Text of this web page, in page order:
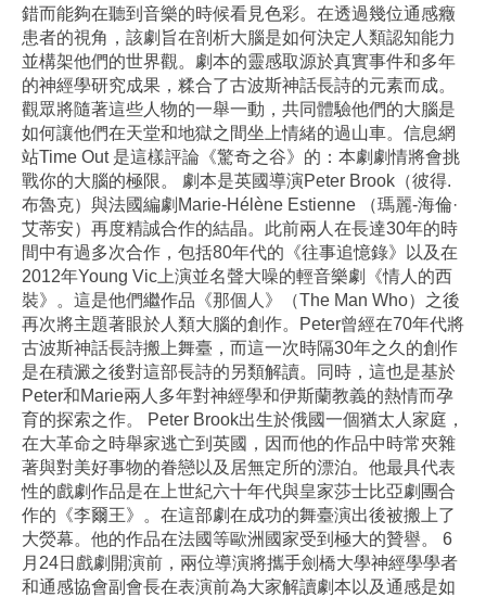
錯而能夠在聽到音樂的時候看見色彩。在透過幾位通感癥
患者的視角，該劇旨在剖析大腦是如何決定人類認知能力
並構架他們的世界觀。劇本的靈感取源於真實事件和多年
的神經學研究成果，糅合了古波斯神話長詩的元素而成。
觀眾將隨著這些人物的一舉一動，共同體驗他們的大腦是
如何讓他們在天堂和地獄之間坐上情緒的過山車。信息網
站Time Out 是這樣評論《驚奇之谷》的：本劇劇情將會挑
戰你的大腦的極限。 劇本是英國導演Peter Brook（彼得.
布魯克）與法國編劇Marie-Hélène Estienne （瑪麗-海倫·
艾蒂安）再度精誠合作的結晶。此前兩人在長達30年的時
間中有過多次合作，包括80年代的《往事追憶錄》以及在
2012年Young Vic上演並名聲大噪的輕音樂劇《情人的西
裝》。這是他們繼作品《那個人》（The Man Who）之後
再次將主題著眼於人類大腦的創作。Peter曾經在70年代將
古波斯神話長詩搬上舞臺，而這一次時隔30年之久的創作
是在積澱之後對這部長詩的另類解讀。同時，這也是基於
Peter和Marie兩人多年對神經學和伊斯蘭教義的熱情而孕
育的探索之作。 Peter Brook出生於俄國一個猶太人家庭，
在大革命之時舉家逃亡到英國，因而他的作品中時常夾雜
著與對美好事物的眷戀以及居無定所的漂泊。他最具代表
性的戲劇作品是在上世紀六十年代與皇家莎士比亞劇團合
作的《李爾王》。在這部劇在成功的舞臺演出後被搬上了
大熒幕。他的作品在法國等歐洲國家受到極大的贊譽。 6
月24日戲劇開演前，兩位導演將攜手劍橋大學神經學學者
和通感協會副會長在表演前為大家解讀劇本以及通感是如